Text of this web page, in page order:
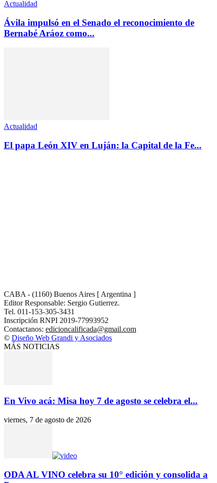
Actualidad
Ávila impulsó en el Senado el reconocimiento de
Bernabé Aráoz como...
Actualidad
El papa León XIV en Luján: la Capital de la Fe...
CABA - (1160) Buenos Aires [ Argentina ]
Editor Responsable: Sergio Gutierrez.
Tel. 011-153-305-3431
Inscripción RNPI 2019-77993952
Contactanos: edicioncalificada@gmail.com
© Diseño Web Grandi y Asociados
MÁS NOTICIAS
En Vivo acá: Misa hoy 7 de agosto se celebra el...
viernes, 7 de agosto de 2026
ODA AL VINO celebra su 10° edición y consolida a